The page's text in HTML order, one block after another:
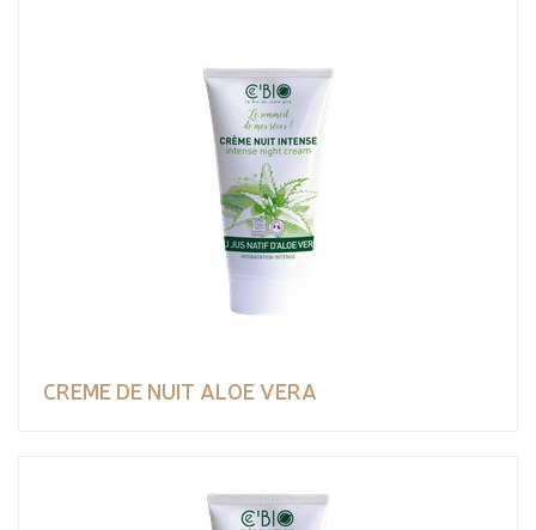
CREME DE NUIT ALOE VERA